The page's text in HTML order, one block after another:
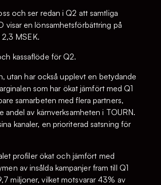
och ser redan i Q2 att samtliga
visar en lönsamhetsförbättring på
MSEK.
kassaflöde för Q2.
utan har också upplevt en betydande
som har ökat jämfört med Q1
samarbeten med flera partners,
av kärnverksamheten i TOURN.
kanaler, en prioriterad satsning för
profiler ökat och jämfört med
av insålda kampanjer fram till Q1
miljoner, vilket motsvarar 43% av